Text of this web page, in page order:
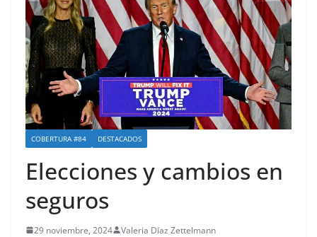
COBERTURA #84 DESTACADOS
Elecciones y cambios en
seguros
29 noviembre, 2024 Valeria Díaz Zettelmann